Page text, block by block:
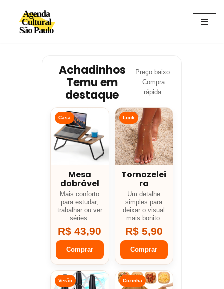
Avançar
Achadinhos
Temu em
destaque
Preço baixo.
Compra
rápida.
Casa
Mesa
dobrável
Mais conforto
para estudar,
trabalhar ou ver
séries.
R$ 43,90
Comprar
Look
Tornozelei
ra
Um detalhe
simples para
deixar o visual
mais bonito.
R$ 5,90
Comprar
Verão Cozinha